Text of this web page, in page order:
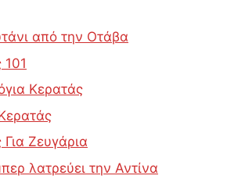
από την Οτάβα
Κερατάς
Ζευγάρια
λατρεύει την Αντίνα